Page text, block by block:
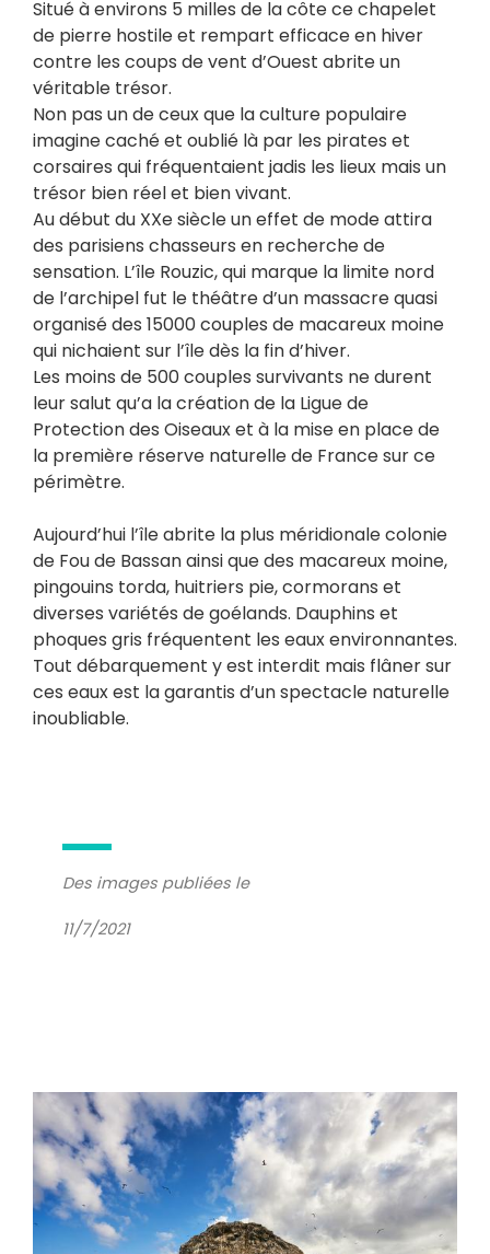
Situé à environs 5 milles de la côte ce chapelet
de pierre hostile et rempart efficace en hiver
contre les coups de vent d’Ouest abrite un
véritable trésor.
Non pas un de ceux que la culture populaire
imagine caché et oublié là par les pirates et
corsaires qui fréquentaient jadis les lieux mais un
trésor bien réel et bien vivant.
Au début du XXe siècle un effet de mode attira
des parisiens chasseurs en recherche de
sensation. L’île Rouzic, qui marque la limite nord
de l’archipel fut le théâtre d’un massacre quasi
organisé des 15000 couples de macareux moine
qui nichaient sur l’île dès la fin d’hiver.
Les moins de 500 couples survivants ne durent
leur salut qu’a la création de la Ligue de
Protection des Oiseaux et à la mise en place de
la première réserve naturelle de France sur ce
périmètre.
Aujourd’hui l’île abrite la plus méridionale colonie
de Fou de Bassan ainsi que des macareux moine,
pingouins torda, huitriers pie, cormorans et
diverses variétés de goélands. Dauphins et
phoques gris fréquentent les eaux environnantes.
Tout débarquement y est interdit mais flâner sur
ces eaux est la garantis d’un spectacle naturelle
inoubliable.
Des images publiées le
11/7/2021